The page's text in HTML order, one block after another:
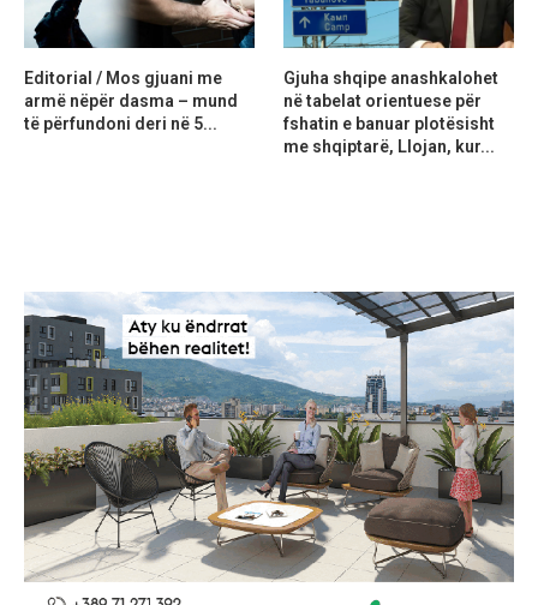
Editorial / Mos gjuani me
armë nëpër dasma – mund
të përfundoni deri në 5...
Gjuha shqipe anashkalohet
në tabelat orientuese për
fshatin e banuar plotësisht
me shqiptarë, Llojan, kur...